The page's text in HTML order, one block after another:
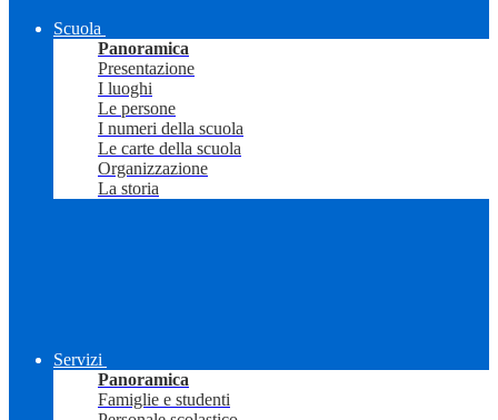
Scuola
Panoramica
Presentazione
I luoghi
Le persone
I numeri della scuola
Le carte della scuola
Organizzazione
La storia
Servizi
Panoramica
Famiglie e studenti